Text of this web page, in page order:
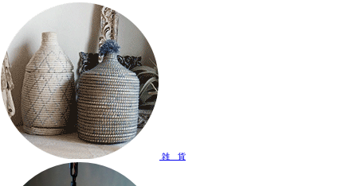
雑 貨